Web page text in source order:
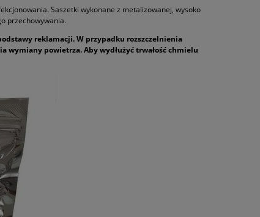
Saszetki wykonane z metalizowanej, wysoko
przechowywania.
reklamacji. W przypadku rozszczelnienia
wymiany powietrza. Aby wydłużyć trwałość chmielu